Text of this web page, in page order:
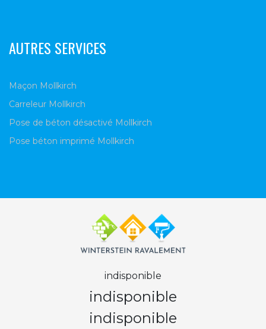
AUTRES SERVICES
Maçon Mollkirch
Carreleur Mollkirch
Pose de béton désactivé Mollkirch
Pose béton imprimé Mollkirch
indisponible
indisponible
indisponible